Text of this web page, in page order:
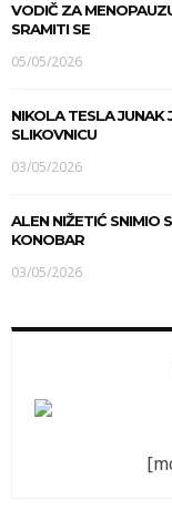
VODIČ ZA
SRAMITI SE
05/05/2026
NIKOLA TESLA JUNAK
SLIKOVNICU
03/05/2026
ALEN NIŽETIĆ SNIMIO
KONOBAR
03/05/2026